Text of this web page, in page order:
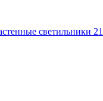
светильники